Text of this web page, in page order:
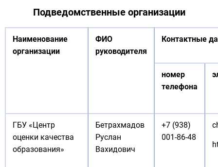
Подведомственные организации
Наименование
организации
ФИО
руководителя
Контактные
номер
телефона
ГБУ «Центр
оценки качества
образования»
Бетрахмадов
Руслан
Вахидович
+7 (938)
001-86-48